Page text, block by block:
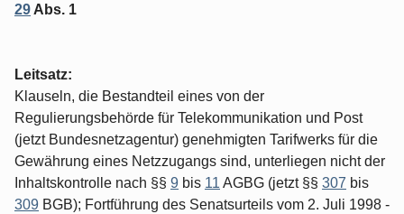
29 Abs. 1
Leitsatz:
Klauseln, die Bestandteil eines von der
Regulierungsbehörde für Telekommunikation und Post
(jetzt Bundesnetzagentur) genehmigten Tarifwerks für die
Gewährung eines Netzzugangs sind, unterliegen nicht der
Inhaltskontrolle nach §§ 9 bis 11 AGBG (jetzt §§ 307 bis
309 BGB); Fortführung des Senatsurteils vom 2. Juli 1998 -